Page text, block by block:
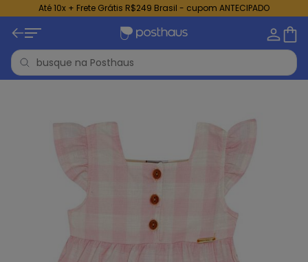
Até 10x + Frete Grátis R$249 Brasil - cupom ANTECIPADO